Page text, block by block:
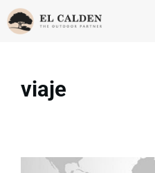
viaje